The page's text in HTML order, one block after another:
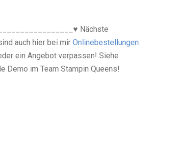
♥ Nächste
auch hier bei mir Onlinebestellungen
ein Angebot verpassen! Siehe
Demo im Team Stampin Queens!